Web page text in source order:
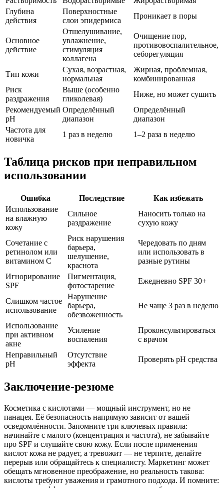
Глубина
действия
Поверхностные
слои эпидермиса
Проникает в поры
Основное
действие
Отшелушивание,
увлажнение,
стимуляция
коллагена
Очищение пор,
противовоспалительное,
себорегуляция
Тип кожи
Сухая, возрастная,
нормальная
Жирная, проблемная,
комбинированная
Риск
раздражения
Выше (особенно
гликолевая)
Ниже, но может сушить
Рекомендуемый
pH
Определённый
диапазон
Определённый
диапазон
Частота для
новичка
1 раз в неделю 1–2 раза в неделю
Таблица рисков при неправильном
использовании
Ошибка Последствие
Как избежать
Использование
на влажную
кожу
Сильное
раздражение
Наносить только на
сухую кожу
Сочетание с
ретинолом или
витамином C
Риск нарушения
барьера,
шелушение,
краснота
Чередовать по дням
или использовать в
разные рутины
Игнорирование
SPF
Пигментация,
фотостарение
Ежедневно SPF 30+
Слишком частое
использование
Нарушение
барьера,
обезвоженность
Не чаще 3 раз в неделю
Использование
при активном
акне
Усиление
воспаления
Проконсультироваться
с врачом
Неправильный
pH
Отсутствие
эффекта
Проверять pH средства
Заключение-резюме
Косметика с кислотами — мощный инструмент, но не
панацея. Её безопасность напрямую зависит от вашей
осведомлённости. Запомните три ключевых правила:
начинайте с малого (концентрация и частота), не забывайте
про SPF и слушайте свою кожу. Если после применения
кислот кожа не радует, а тревожит — не терпите, делайте
перерыв или обращайтесь к специалисту. Маркетинг может
обещать мгновенное преображение, но реальность такова:
кислоты требуют уважения и грамотного подхода. И помните: